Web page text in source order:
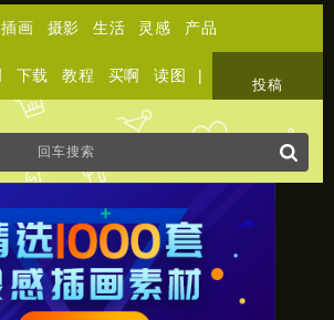
插画 摄影 生活 灵感 产品
下载 教程 买啊 读图 |
投稿